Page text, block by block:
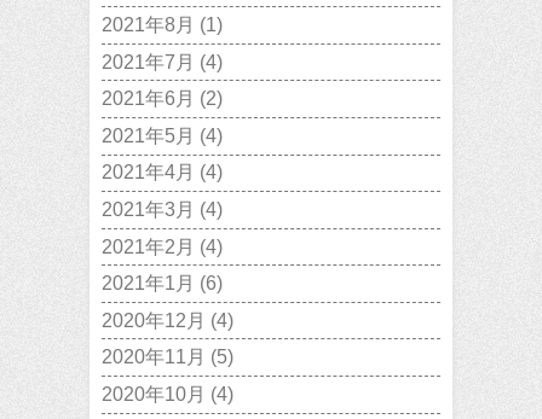
2021年8月 (1)
2021年7月 (4)
2021年6月 (2)
2021年5月 (4)
2021年4月 (4)
2021年3月 (4)
2021年2月 (4)
2021年1月 (6)
2020年12月 (4)
2020年11月 (5)
2020年10月 (4)